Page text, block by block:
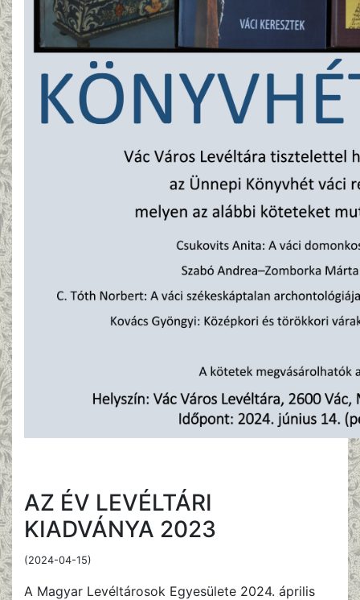
AZ ÉV LEVÉLTÁRI
KIADVÁNYA 2023
(2024-04-15)
A Magyar Levéltárosok Egyesülete 2024. április